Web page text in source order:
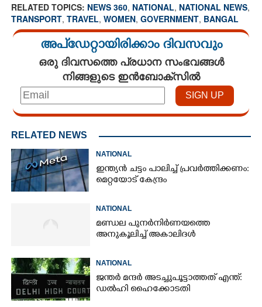
RELATED TOPICS: NEWS 360, NATIONAL, NATIONAL NEWS,
TRANSPORT, TRAVEL, WOMEN, GOVERNMENT, BANGAL
അപ്ഡേറ്റായിരിക്കാം ദിവസവും
ഒരു ദിവസത്തെ പ്രധാന സംഭവങ്ങൾ
നിങ്ങളുടെ ഇൻബോക്സിൽ
RELATED NEWS
NATIONAL
ഇന്ത്യൻ ചട്ടം പാലിച്ച് പ്രവർത്തിക്കണം:
മെറ്റയോട് കേന്ദ്രം
NATIONAL
മണ്ഡല പുനർനിർണയത്തെ
അനുകൂലിച്ച് അകാലിദൾ
NATIONAL
ജന്ത‌‌ർ മന്ദർ അടച്ചുപൂട്ടാത്തത് എന്ത്:
ഡൽഹി ഹൈക്കോടതി